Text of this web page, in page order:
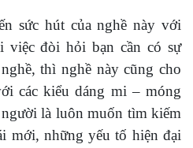
sức hút của nghề này với
việc đòi hỏi bạn cần có sự
thì nghề này cũng cho
các kiểu dáng mi – móng
là luôn muốn tìm kiếm
mới, những yếu tố hiện đại